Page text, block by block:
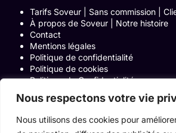
Nous respectons votre vie
Nous utilisons des cookies pour
Tarifs Soveur | Sans commission |
À propos de Soveur | Notre histoire
Contact
Mentions légales
Politique de confidentialité
Politique de cookies
Politique de Confidentialité
Blog
Notre histoire
Programme Affiliation